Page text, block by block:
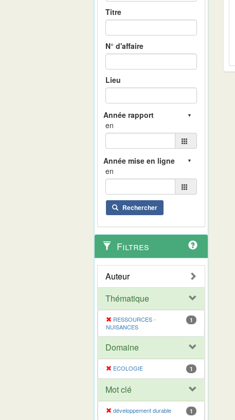
Titre
N° d'affaire
Lieu
en
en
Rechercher
Filtres
Auteur
Thématique
RESSOURCES -
NUISANCES
1
Domaine
ECOLOGIE 1
Mot clé
développement durable 1